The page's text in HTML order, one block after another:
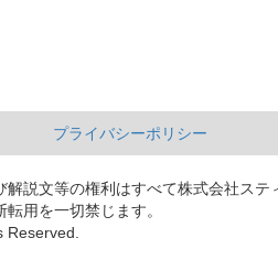
プライバシーポリシー
説文等の権利はすべて株式会社ステ
用を一切禁じます。
Reserved.